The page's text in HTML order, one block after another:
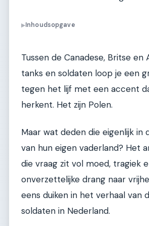
▶Inhoudsopgave
Tussen de Canadese, Britse en
tanks en soldaten loop je een
tegen het lijf met een accent
herkent. Het zijn Polen.
Maar wat deden die eigenlijk in
van hun eigen vaderland? Het
die vraag zit vol moed, tragiek
onverzettelijke drang naar
eens duiken in het verhaal van
soldaten in Nederland.